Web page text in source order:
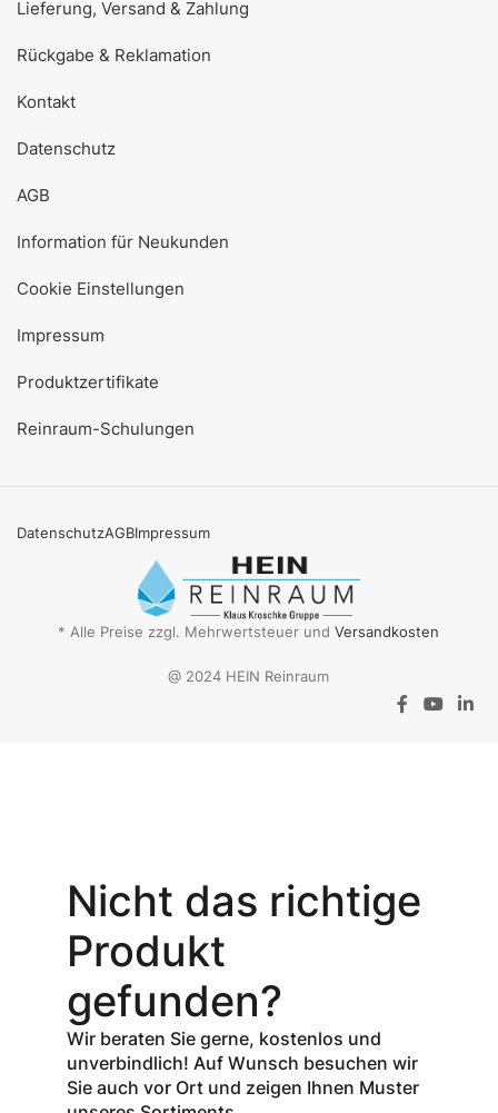
Lieferung, Versand & Zahlung
Rückgabe & Reklamation
Kontakt
Datenschutz
AGB
Information für Neukunden
Cookie Einstellungen
Impressum
Produktzertifikate
Reinraum-Schulungen
DatenschutzAGBImpressum
* Alle Preise zzgl. Mehrwertsteuer undVersandkosten
@ 2024 HEIN Reinraum
Gutschein-Code
INSPEC30
erhalten Sie
% Rabattauf
den Netto-
Verkaufspreis
aller Produkte
der Marke
InSpec von
Redditch
Nicht das richtige
Produkt
gefunden?
Wir beraten Sie gerne, kostenlos und
unverbindlich! Auf Wunsch besuchen wir
Sie auch vor Ort und zeigen Ihnen Muster